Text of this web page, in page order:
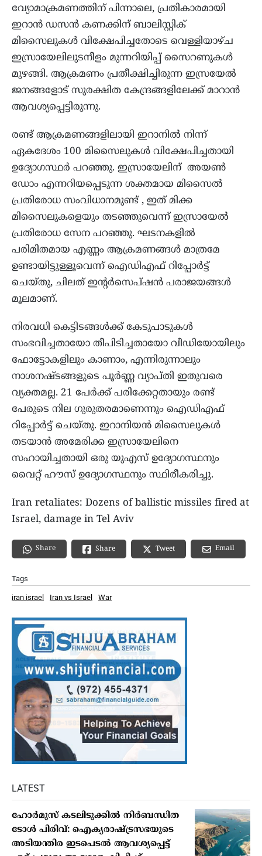
വ്യോമാക്രമണത്തിന് പിന്നാലെ, പ്രതികാരമായി
ഇറാൻ ഡസൻ കണക്കിന് ബാലിസ്റ്റിക്
മിസൈലുകൾ വിക്ഷേപിച്ചതോടെ വെള്ളിയാഴ്ച
ഇസ്രായേലിലുടനീളം മുന്നറിയിപ്പ് സൈറണുകൾ
മുഴങ്ങി. ആക്രമണം പ്രതീക്ഷിച്ചിരുന്ന ഇസ്രയേല്‍
ജനങ്ങളോട് സുരക്ഷിത കേന്ദ്രങ്ങളിലേക്ക് മാറാന്‍
ആവശ്യപ്പെട്ടിരുന്നു.
രണ്ട് ആക്രമണങ്ങളിലായി ഇറാനിൽ നിന്ന്
ഏകദേശം 100 മിസൈലുകൾ വിക്ഷേപിച്ചതായി
ഉദ്യോഗസ്ഥർ പറഞ്ഞു. ഇസ്രായേലിന് അയൺ
ഡോം എന്നറിയപ്പെടുന്ന ശക്തമായ മിസൈൽ
പ്രതിരോധ സംവിധാനമുണ്ട് , ഇത് മിക്ക
മിസൈലുകളെയും തടഞ്ഞുവെന്ന് ഇസ്രായേൽ
പ്രതിരോധ സേന പറഞ്ഞു. ഘടനകളിൽ
പരിമിതമായ എണ്ണം ആക്രമണങ്ങൾ മാത്രമേ
ഉണ്ടായിട്ടുള്ളൂവെന്ന് ഐഡിഎഫ് റിപ്പോർട്ട്
ചെയ്തു, ചിലത് ഇന്റർസെപ്ഷൻ പരാജയങ്ങൾ
മൂലമാണ്.
നിരവധി കെട്ടിടങ്ങൾക്ക് കേടുപാടുകൾ
സംഭവിച്ചതായോ തീപിടിച്ചതായോ വീഡിയോയിലും
ഫോട്ടോകളിലും കാണാം, എന്നിരുന്നാലും
നാശനഷ്ടങ്ങളുടെ പൂർണ്ണ വ്യാപ്തി ഇതുവരെ
വ്യക്തമല്ല. 21 പേർക്ക് പരിക്കേറ്റതായും രണ്ട്
പേരുടെ നില ഗുരുതരമാണെന്നും ഐഡിഎഫ്
റിപ്പോർട്ട് ചെയ്തു. ഇറാനിയൻ മിസൈലുകൾ
തടയാൻ അമേരിക്ക ഇസ്രായേലിനെ
സഹായിച്ചതായി ഒരു യുഎസ് ഉദ്യോഗസ്ഥനും
വൈറ്റ് ഹൗസ് ഉദ്യോഗസ്ഥനും സ്ഥിരീകരിച്ചു.
Iran retaliates: Dozens of ballistic missiles fired at
Israel, damage in Tel Aviv
Share Share Tweet Email
Tags
iran israel Iran vs Israel War
LATEST
ഹോർമുസ് കടലിടുക്കിൽ നിർബന്ധിത
ടോൾ പിരിവ്: ഐക്യരാഷ്ട്രസഭയുടെ
അടിയന്തിര ഇടപെടൽ ആവശ്യപ്പെട്ട്